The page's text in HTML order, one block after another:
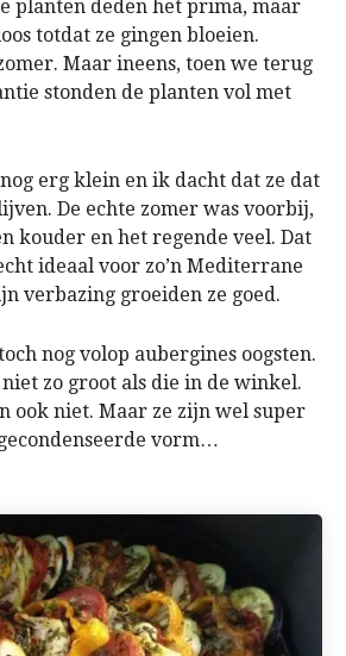
planten deden het prima, maar
totdat ze gingen bloeien.
Maar ineens, toen we terug
stonden de planten vol met
erg klein en ik dacht dat ze dat
De echte zomer was voorbij,
kouder en het regende veel. Dat
ideaal voor zo’n Mediterrane
verbazing groeiden ze goed.
nog volop aubergines oogsten.
zo groot als die in de winkel.
ook niet. Maar ze zijn wel super
vorm…